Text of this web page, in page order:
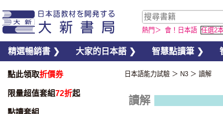
熱門＞ 會！日本語 任選2
精選暢銷書 ❯ 大家的日本語 ❯ 智慧點讀筆 ❯
點此領取折價券
限量超值套組72折起
點讀套組
日本語能力試驗 ＞ N3 ＞ 讀解
讀解